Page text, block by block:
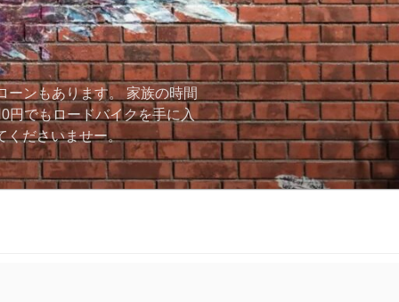
ーンもあります。 家族の時間
円でもロードバイクを手に入
くださいませー。